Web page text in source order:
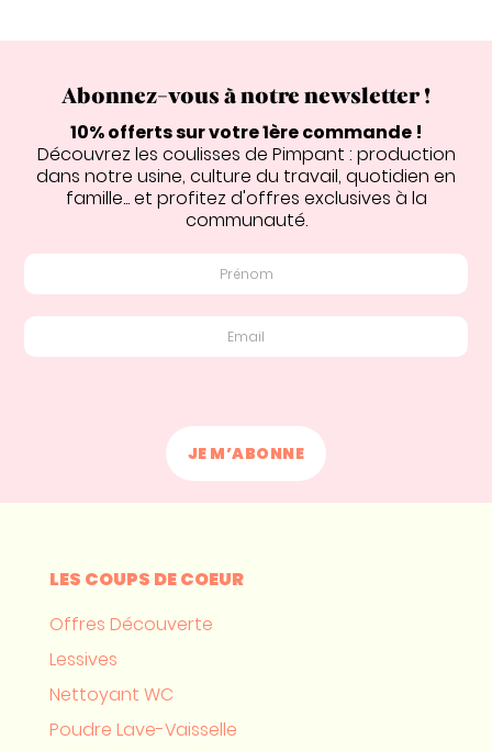
Abonnez-vous à notre newsletter !
10% offerts sur votre 1ère commande !
Découvrez les coulisses de Pimpant : production
dans notre usine, culture du travail, quotidien en
famille... et profitez d'offres exclusives à la
communauté.
LES COUPS DE COEUR
Offres Découverte
Lessives
Nettoyant WC
Poudre Lave-Vaisselle